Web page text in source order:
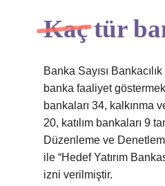
Kaç tür
Banka Sayısı
banka faaliyet
bankaları 34, kalkınma
20, katılım bankaları 9
Düzenleme ve
ile “Hedef Yatırım
izni verilmiştir.